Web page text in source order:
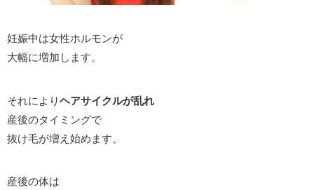
妊娠中は女性ホルモンが
大幅に増加します。
それによりヘアサイクルが乱れ
産後のタイミングで
抜け毛が増え始めます。
産後の体は